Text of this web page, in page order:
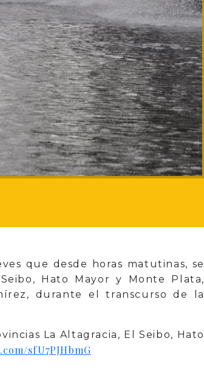
que desde horas matutinas, se
Hato Mayor y Monte Plata,
durante el transcurso de la
La Altagracia, El Seibo, Hato
sfU7PJHbmG